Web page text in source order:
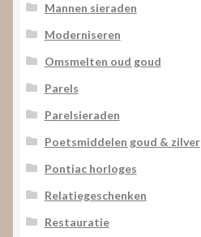
Mannen sieraden
Moderniseren
Omsmelten oud goud
Parels
Parelsieraden
Poetsmiddelen goud & zilver
Pontiac horloges
Relatiegeschenken
Restauratie